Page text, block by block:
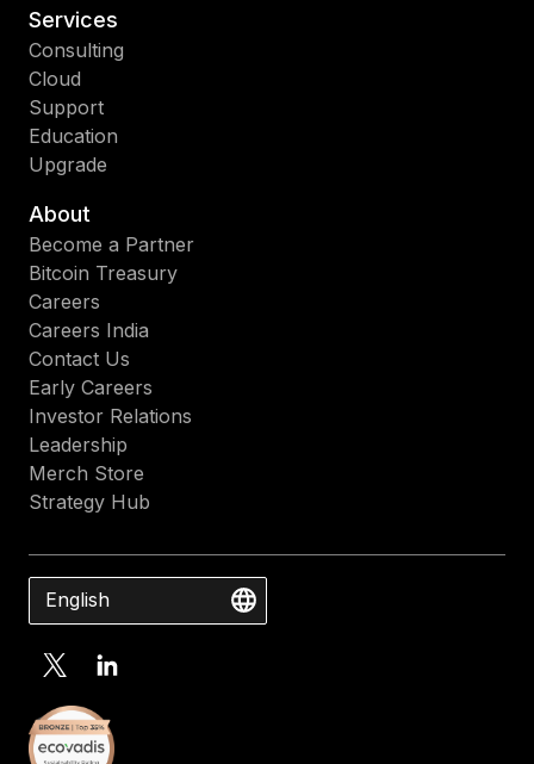
Services
Consulting
Cloud
Support
Education
Upgrade
About
Become a Partner
Bitcoin Treasury
Careers
Careers India
Contact Us
Early Careers
Investor Relations
Leadership
Merch Store
Strategy Hub
English